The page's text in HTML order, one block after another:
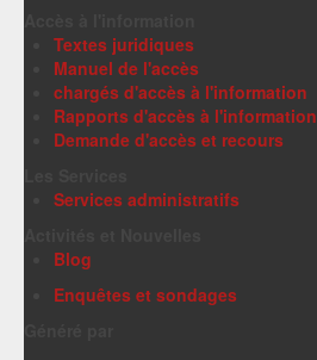
Textes juridiques
Manuel de l'accès
chargés d'accès à l'information
Rapports d'accès à l'information
Demande d'accès et recours
Services administratifs
Blog
Enquêtes et sondages